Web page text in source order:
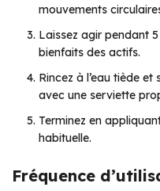
mouvements
Laissez agir pendant
bienfaits des actifs.
Rincez à l’eau tiède
avec une serviette
Terminez en
habituelle.
Fréquence